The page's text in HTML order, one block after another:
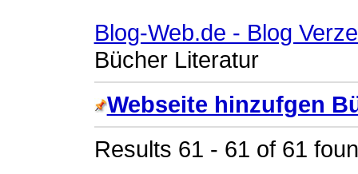
Blog-Web.de - Blog
Bücher Literatur
Webseite hinzufgen
Results 61 - 61 of 61